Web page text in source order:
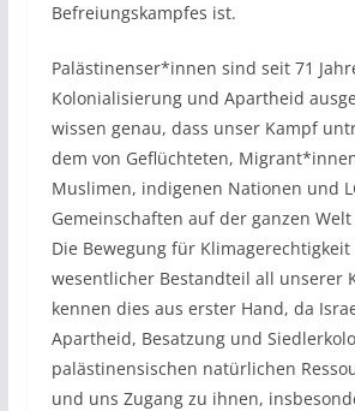
Befreiungskampfes ist.
Palästinenser*innen sind seit 71
Kolonialisierung und Apartheid
wissen genau, dass unser Kampf
dem von Geflüchteten,
Muslimen, indigenen Nationen und
Gemeinschaften auf der ganzen
Die Bewegung für
wesentlicher Bestandteil all unserer
kennen dies aus erster Hand, da
Apartheid, Besatzung und
palästinensischen natürlichen
und uns Zugang zu ihnen,